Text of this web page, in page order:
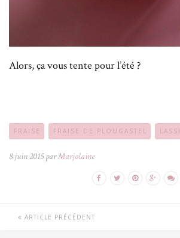
Alors, ça vous tente pour l’été ?
FRAISE FRAISE DE PLOUGASTEL LASSI
8 juin 2015 parMarjolaine
ARTICLE PRÉCÉDENT